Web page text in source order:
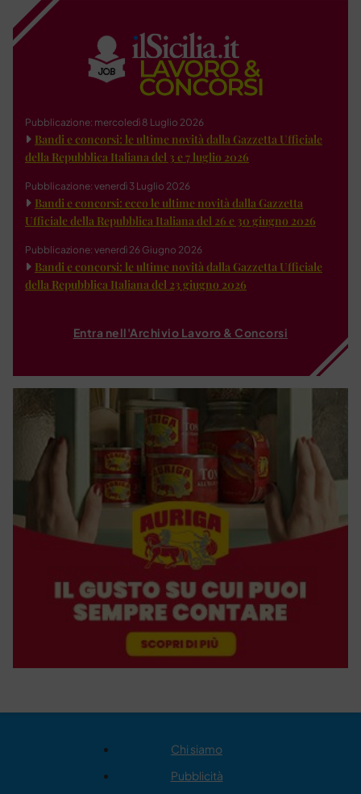
Pubblicazione: mercoledì 8 Luglio 2026
Bandi e concorsi: le ultime novità dalla Gazzetta Ufficiale
della Repubblica Italiana del 3 e 7 luglio 2026
Pubblicazione: venerdì 3 Luglio 2026
Bandi e concorsi: ecco le ultime novità dalla Gazzetta
Ufficiale della Repubblica Italiana del 26 e 30 giugno 2026
Pubblicazione: venerdì 26 Giugno 2026
Bandi e concorsi: le ultime novità dalla Gazzetta Ufficiale
della Repubblica Italiana del 23 giugno 2026
Entra nell'Archivio Lavoro & Concorsi
Chi siamo
Pubblicità